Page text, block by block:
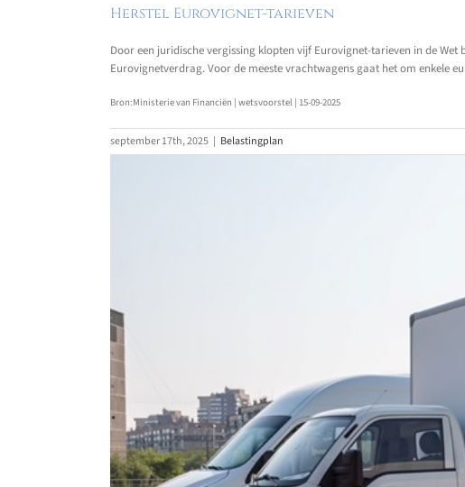
Herstel Eurovignet-tarieven
Door een juridische vergissing klopten vijf Eurovignet-tarieven in de
Eurovignetverdrag. Voor de meeste vrachtwagens gaat het om enkele
Bron:Ministerie van Financiën | wetsvoorstel | 15-09-2025
september 17th, 2025 | Belastingplan